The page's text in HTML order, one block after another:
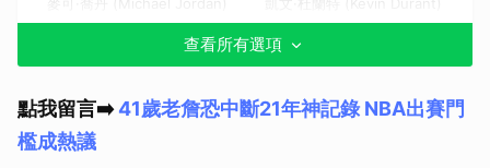
查看所有選項
點我留言➡️41歲老詹恐中斷21年神記錄 NBA出賽門
檻成熱議